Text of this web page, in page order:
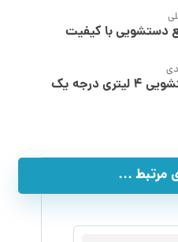
دستشویی با کیفیت
درجه یک
مرتبط ...